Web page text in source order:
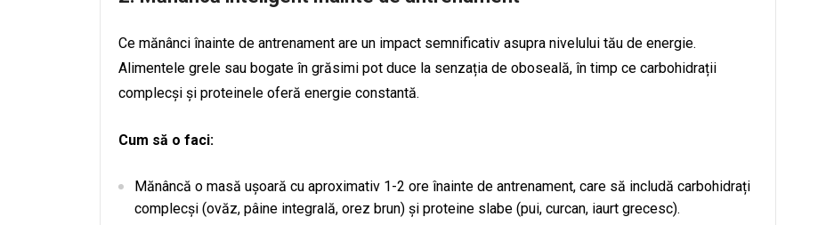
Ce mănânci înainte de antrenament are un impact semnificativ asupra nivelului tău de energie.
Alimentele grele sau bogate în grăsimi pot duce la senzația de oboseală, în timp ce carbohidrații
complecși și proteinele oferă energie constantă.
Cum să o faci:
Mănâncă o masă ușoară cu aproximativ 1-2 ore înainte de antrenament, care să includă carbohidrați
complecși (ovăz, pâine integrală, orez brun) și proteine slabe (pui, curcan, iaurt grecesc).